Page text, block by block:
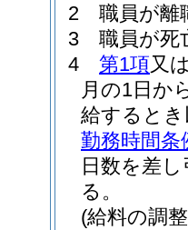
2
職員が離
3
職員が死
4
第1項又
月の1日か
給すると
勤務時間条
日数を差
る。
(給料の調